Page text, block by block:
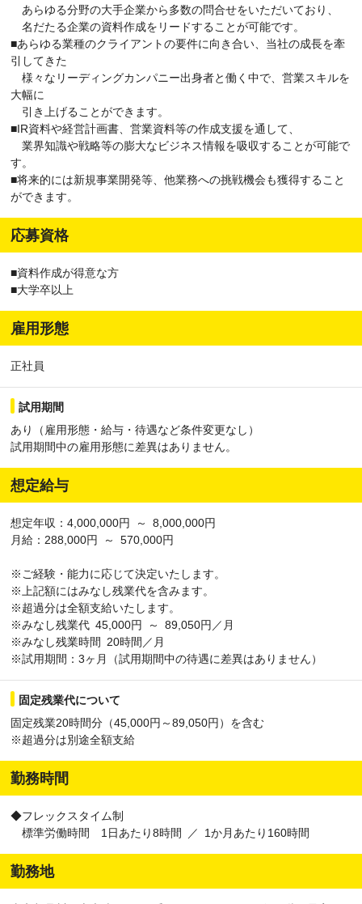
あらゆる分野の大手企業から多数の問合せをいただいており、
名だたる企業の資料作成をリードすることが可能です。
■あらゆる業種のクライアントの要件に向き合い、当社の成長を牽
引してきた
様々なリーディングカンパニー出身者と働く中で、営業スキルを
大幅に
引き上げることができます。
■IR資料や経営計画書、営業資料等の作成支援を通して、
業界知識や戦略等の膨大なビジネス情報を吸収することが可能で
す。
■将来的には新規事業開発等、他業務への挑戦機会も獲得すること
ができます。
応募資格
■資料作成が得意な方
■大学卒以上
雇用形態
正社員
試用期間
あり（雇用形態・給与・待遇など条件変更なし）
試用期間中の雇用形態に差異はありません。
想定給与
想定年収：4,000,000円 ～ 8,000,000円
月給：288,000円 ～ 570,000円
※ご経験・能力に応じて決定いたします。
※上記額にはみなし残業代を含みます。
※超過分は全額支給いたします。
※みなし残業代 45,000円 ～ 89,050円／月
※みなし残業時間 20時間／月
※試用期間：3ヶ月（試用期間中の待遇に差異はありません）
固定残業代について
固定残業20時間分（45,000円～89,050円）を含む
※超過分は別途全額支給
勤務時間
◆フレックスタイム制
標準労働時間 1日あたり8時間 ／ 1か月あたり160時間
勤務地